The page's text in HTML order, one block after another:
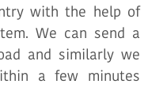
with the help of
We can send a
and similarly we
a few minutes